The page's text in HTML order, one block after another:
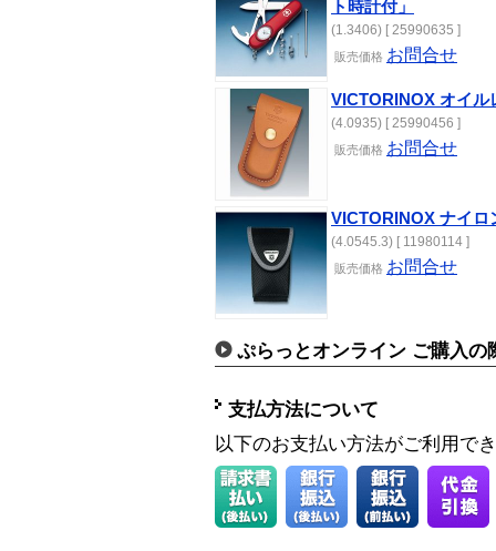
ト時計付」
(1.3406) [ 25990635 ]
販売価格 お問合せ
VICTORINOX オイ
(4.0935) [ 25990456 ]
販売価格 お問合せ
VICTORINOX ナイ
(4.0545.3) [ 11980114 ]
販売価格 お問合せ
ぷらっとオンライン ご購入の
支払方法について
以下のお支払い方法がご利用で